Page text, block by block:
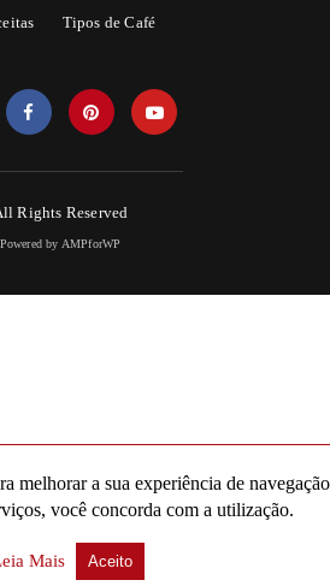
Tipos de Café
Rights Reserved
Powered by AMPforWP
melhorar a sua experiência de
você concorda com a utilização.
Mais Aceito